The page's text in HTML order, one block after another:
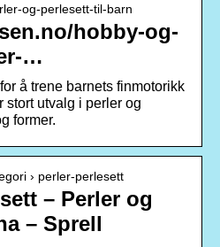
og-perlesett-til-barn
hobby-og-
…
å trene barnets finmotorikk
stort utvalg i perler og
former.
› perler-perlesett
– Perler og
– Sprell